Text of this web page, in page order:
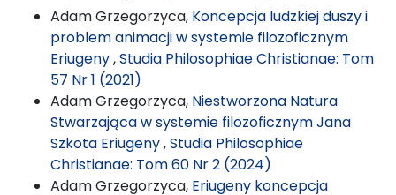
Adam Grzegorzyca, Koncepcja ludzkiej duszy i
problem animacji w systemie filozoficznym
Eriugeny,Studia Philosophiae Christianae: Tom
57 Nr 1 (2021)
Adam Grzegorzyca, Niestworzona Natura
Stwarzająca w systemie filozoficznym Jana
Szkota Eriugeny,Studia Philosophiae
Christianae: Tom 60 Nr 2 (2024)
Adam Grzegorzyca, Eriugeny koncepcja